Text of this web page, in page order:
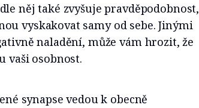
něj také zvyšuje pravděpodobnost,
vyskakovat samy od sebe. Jinými
naladění, může vám hrozit, že
vaši osobnost.
synapse vedou k obecně